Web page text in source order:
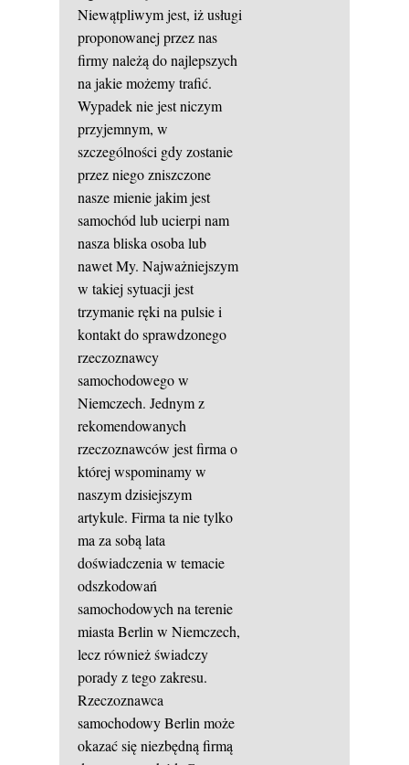
Niewątpliwym jest, iż usługi
proponowanej przez nas
firmy należą do najlepszych
na jakie możemy trafić.
Wypadek nie jest niczym
przyjemnym, w
szczególności gdy zostanie
przez niego zniszczone
nasze mienie jakim jest
samochód lub ucierpi nam
nasza bliska osoba lub
nawet My. Najważniejszym
w takiej sytuacji jest
trzymanie ręki na pulsie i
kontakt do sprawdzonego
rzeczoznawcy
samochodowego w
Niemczech. Jednym z
rekomendowanych
rzeczoznawców jest firma o
której wspominamy w
naszym dzisiejszym
artykule. Firma ta nie tylko
ma za sobą lata
doświadczenia w temacie
odszkodowań
samochodowych na terenie
miasta Berlin w Niemczech,
lecz również świadczy
porady z tego zakresu.
Rzeczoznawca
samochodowy Berlin może
okazać się niezbędną firmą